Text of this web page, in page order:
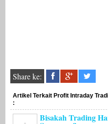
Share ke:
Artikel Terkait Profit Intraday
:
Bisakah Trading